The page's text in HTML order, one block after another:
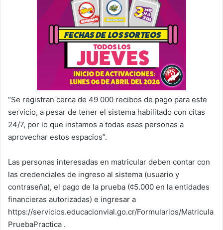
“Se registran cerca de 49 000 recibos de pago para este
servicio, a pesar de tener el sistema habilitado con citas
24/7, por lo que instamos a todas esas personas a
aprovechar estos espacios”.
Las personas interesadas en matricular deben contar con
las credenciales de ingreso al sistema (usuario y
contraseña), el pago de la prueba (¢5.000 en la entidades
financieras autorizadas) e ingresar a
https://servicios.educacionvial.go.cr/Formularios/Matricula
PruebaPractica .